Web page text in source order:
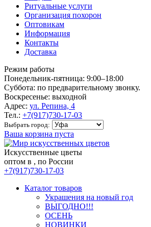
Ритуальные услуги
Организация похорон
Оптовикам
Информация
Контакты
Доставка
Режим работы
Понедельник-пятница: 9:00–18:00
Суббота: по предварительному звонку.
Воскресенье: выходной
Адрес: ул. Репина, 4
Тел.: +7(917)730-17-03
Выбрать город:
Ваша корзина пуста
Искусственные цветы
оптом в , по России
+7(917)730-17-03
Каталог товаров
Украшения на новый год
ВЫГОДНО!!!
ОСЕНЬ
НОВИНКИ